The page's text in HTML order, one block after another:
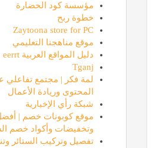
مؤسسة كود الحضارة
خطوة ربح
Zaytoona store for PC
موقع مناهجنا التعليمي
دليل المواقع العربية eerrt
Tganj
لمة فكر | مجتمع تفاعلي
المحتوى وريادة الأعمال
شبكة رأي الإخبارية
موقع كوبونات خصم |
وتخفيضات وأكواد خصم
تفصيل وتركيب الستائر